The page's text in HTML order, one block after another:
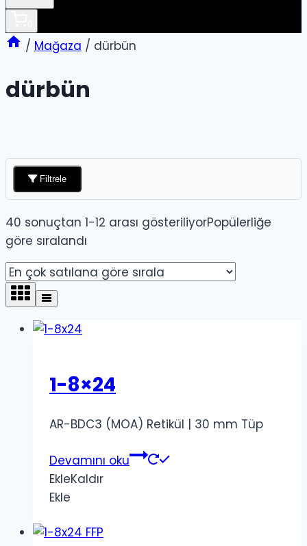
/ Mağaza / dürbün
dürbün
Filtrele
40 sonuçtan 1-12 arası gösteriliyorPopülerliğe
göre sıralandı
1-8×24
AR-BDC3 (MOA) Retikül | 30 mm Tüp
Devamını oku
EkleKaldır
Ekle